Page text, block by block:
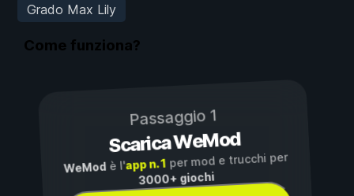
Grado Max Lily
Come funziona?
Passaggio 1
Scarica WeMod
WeMod è l'app n. 1per mod e trucchi per
3000+ giochi